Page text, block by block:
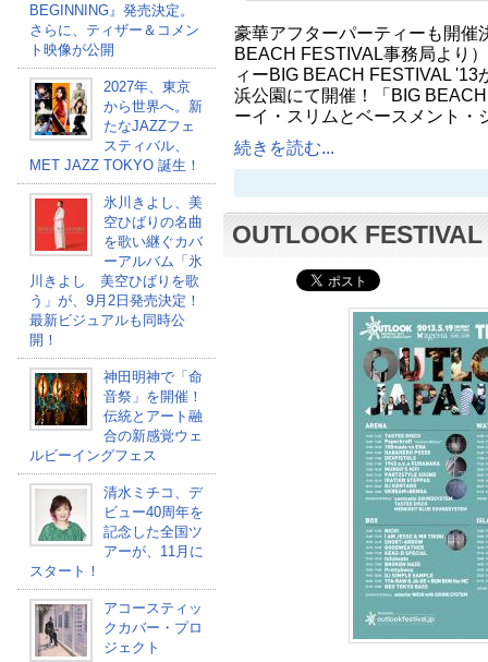
BEGINNING』発売決定。
さらに、ティザー＆コメン
ト映像が公開
2027年、東京
から世界へ。新
たなJAZZフェ
スティバル、
MET JAZZ TOKYO 誕生！
氷川きよし、美
空ひばりの名曲
を歌い継ぐカバ
ーアルバム「氷
川きよし 美空ひばりを歌
う」が、9月2日発売決定！
最新ビジュアルも同時公
開！
神田明神で「命
音祭」を開催！
伝統とアート融
合の新感覚ウェ
ルビーイングフェス
清水ミチコ、デ
ビュー40周年を
記念した全国ツ
アーが、11月に
スタート！
アコースティッ
クカバー・プロ
ジェクト
豪華アフターパーティーも開催
BEACH FESTIVAL事務局より
ィーBIG BEACH FESTIVAL '13
浜公園にて開催！「BIG
ーイ・スリムとベースメント
続きを読む...
OUTLOOK